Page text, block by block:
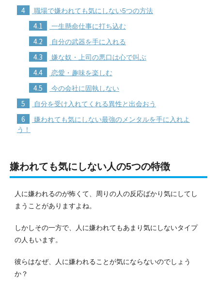
4 職場で嫌われても気にしない5つの方法
4.1 一生懸命仕事に打ち込む
4.2 自分の武器を手に入れる
4.3 嫌な奴・上司の悪口は心で叫ぶ
4.4 恋愛・趣味を楽しむ
4.5 今の会社に固執しない
5 自分を受け入れてくれる異性と出会おう
6
嫌われても気にしない最強のメンタルを手に入れよ
う！
嫌われても気にしない人の5つの特徴
人に嫌われるのが怖くて、周りの人の反応ばかり気にしてし
まうことがありますよね。
しかしその一方で、人に嫌われてもあまり気にしないタイプ
の人もいます。
彼らはなぜ、人に嫌われることが気にならないのでしょう
か？